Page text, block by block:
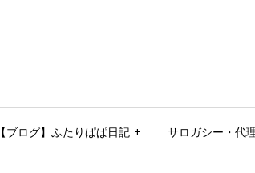
【ブログ】ふたりぱぱ日記 サロガシー・代